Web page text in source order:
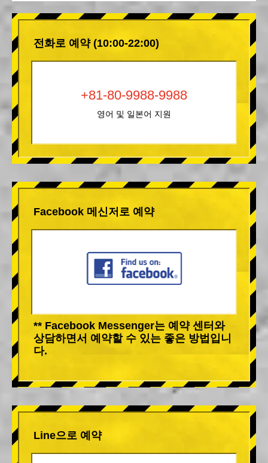
전화로 예약 (10:00-22:00)
+81-80-9988-9988
영어 및 일본어 지원
Facebook 메신저로 예약
** Facebook Messenger는 예약 센터와
상담하면서 예약할 수 있는 좋은 방법입니
다.
Line으로 예약